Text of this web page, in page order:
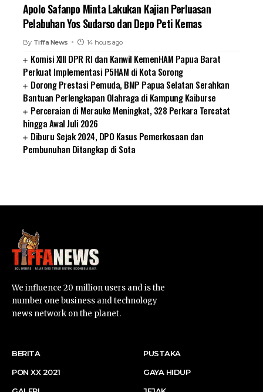
Apolo Safanpo Minta Lakukan Kajian Perluasan
Pelabuhan Yos Sudarso dan Depo Peti Kemas
By Tiffa News 14 hours ago
Komisi XIII DPR RI dan Kanwil KemenHAM Papua Barat
Perkuat Implementasi P5HAM di Kota Sorong
Dorong Prestasi Pemuda, BMP Papua Selatan Serahkan
Bantuan Perlengkapan Olahraga di Kampung Kaiburse
Perceraian di Merauke Meningkat, 328 Perkara Tercatat
hingga Awal Juli 2026
Diburu Sejak 2024, DPO Kasus Pemerkosaan dan
Pembunuhan Ditangkap di Sota
We influence 20 million users and is the
number one business and technology
news network on the planet.
BERITA
PON XX 2021
PUSTAKA
GAYA HIDUP